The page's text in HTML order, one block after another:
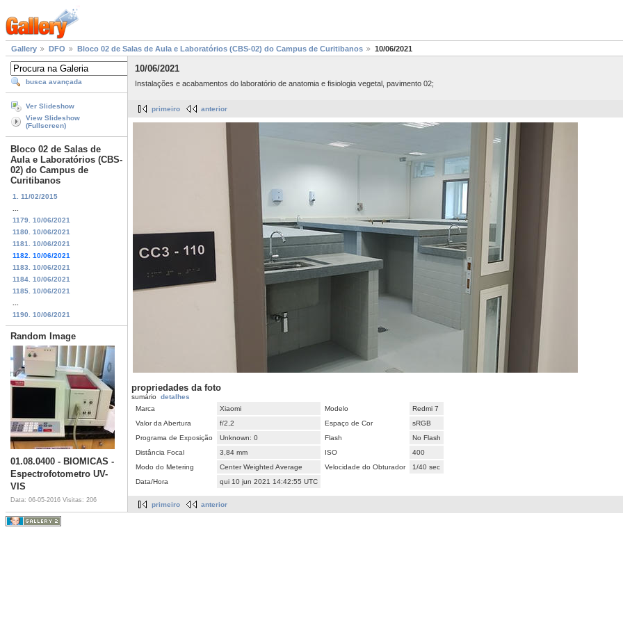
Gallery DFO Bloco 02 de Salas de Aula e Laboratórios (CBS-02) do Campus de Curitibanos 10/06/2021
busca avançada
Ver Slideshow
View Slideshow
(Fullscreen)
Bloco 02 de Salas de
Aula e Laboratórios (CBS-
02) do Campus de
Curitibanos
1. 11/02/2015
1179. 10/06/2021
1180. 10/06/2021
1181. 10/06/2021
1182. 10/06/2021
1183. 10/06/2021
1184. 10/06/2021
1185. 10/06/2021
1190. 10/06/2021
Random Image
01.08.0400 - BIOMICAS -
Espectrofotometro UV-
VIS
Data: 06-05-2016 Visitas: 206
10/06/2021
Instalações e acabamentos do laboratório de anatomia e fisiologia vegetal, pavimento 02;
primeiro anterior
propriedades da foto
sumário detalhes
Marca
Xiaomi Modelo
Redmi 7
Valor da Abertura
f/2,2 Espaço de Cor
sRGB
Programa de Exposição
Unknown: 0 Flash
No Flash
Distância Focal
3,84 mm ISO
400
Modo do Metering
Center Weighted Average Velocidade do Obturador
1/40 sec
Data/Hora
qui 10 jun 2021 14:42:55 UTC
primeiro anterior